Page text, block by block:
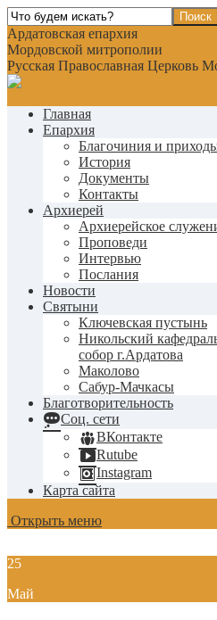
Ардатовская епархия
Мордовской митрополии
Русская Православная Церковь
Главная
Епархия
Благочиния и
История
Документы
Контакты
Архиерей
Архиерейское
Проповеди
Интервью
Послания
Новости
Святыни
Ключевская пустынь
Никольский
собор г.Ардатова
Маколово
Сабур-Мачкасы
Благотворительность
Соц. сети
ВКонтакте
Rutube
Instagram
Карта сайта
Открыть меню
25
Май